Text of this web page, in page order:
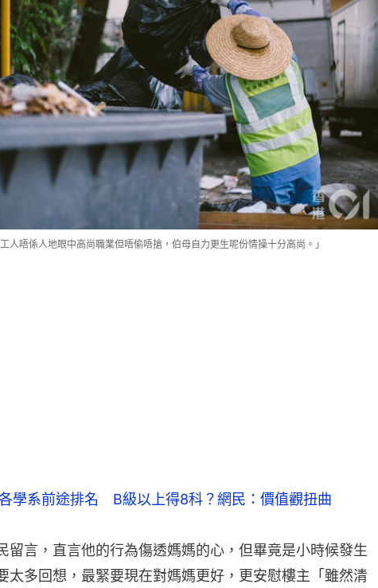
人唔係人地眼中高尚職業但唔偷唔搶，伯母自力更生呢份情操十分高尚。」
學系前途排名　B級以上得8科？網民：價值觀扭曲
留言，直言他的行為傷透媽媽的心，但畢竟是小時候發生
太多回想，最緊要現在對媽媽更好，更安慰樓主「雖然清